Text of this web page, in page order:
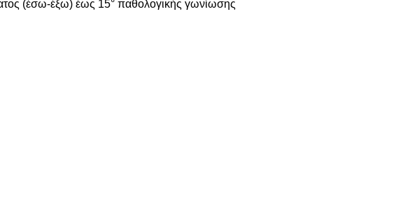
(έσω-έξω) έως 15° παθολογικής γωνίωσης